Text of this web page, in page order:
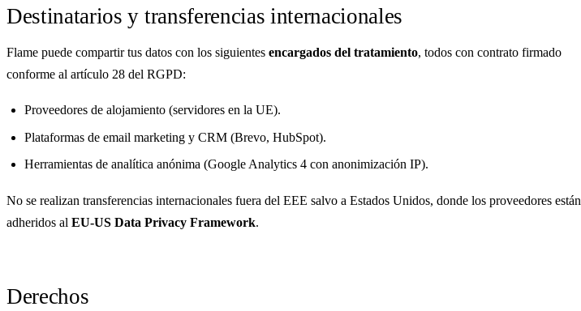
Destinatarios y transferencias internacionales
Flame puede compartir tus datos con los siguientes encargados del tratamiento, todos con contrato firmado
conforme al artículo 28 del RGPD:
Proveedores de alojamiento (servidores en la UE).
Plataformas de email marketing y CRM (Brevo, HubSpot).
Herramientas de analítica anónima (Google Analytics 4 con anonimización IP).
No se realizan transferencias internacionales fuera del EEE salvo a Estados Unidos, donde los proveedores están
adheridos al EU-US Data Privacy Framework.
Derechos